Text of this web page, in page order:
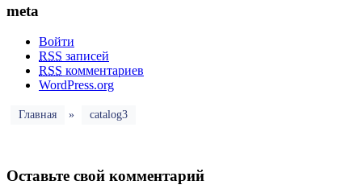
meta
Войти
RSS записей
RSS комментариев
WordPress.org
Главная » catalog3
Оставьте свой комментарий